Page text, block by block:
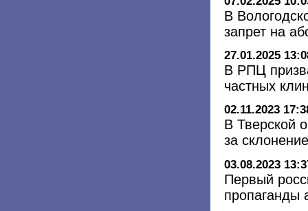
В
запрет на
27.01.2025
В РПЦ
частных
02.11.2023
В Тверской
за
03.08.2023
Первый
пропаганды